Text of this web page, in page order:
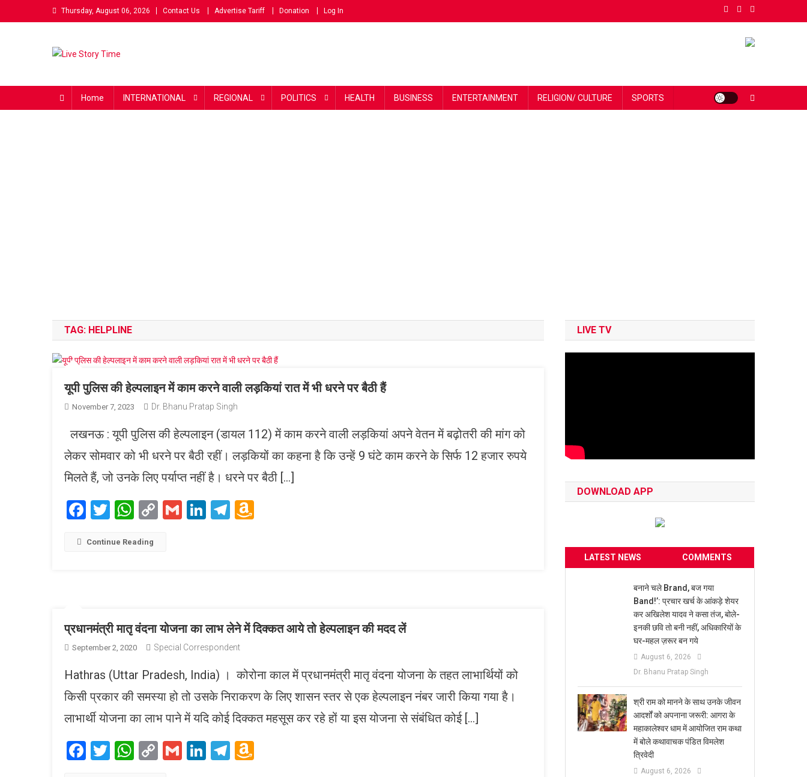
to
Thursday, August 06, 2026 Contact Us Advertise Tariff Donation Log In
Home INTERNATIONAL REGIONAL POLITICS HEALTH BUSINESS ENTERTAINMENT RELIGION/ CULTURE SPORTS
TAG: HELPLINE
यूपी पुलिस की हेल्पलाइन में काम करने वाली लड़कियां रात में भी धरने पर बैठी हैं
November 7, 2023 Dr. Bhanu Pratap Singh
लखनऊ : यूपी पुलिस की हेल्पलाइन (डायल 112) में काम करने वाली लड़कियां अपने वेतन में बढ़ोतरी की मांग को
लेकर सोमवार को भी धरने पर बैठी रहीं। लड़कियों का कहना है कि उन्हें 9 घंटे काम करने के सिर्फ 12 हजार रुपये
मिलते हैं, जो उनके लिए पर्याप्त नहीं है। धरने पर बैठी […]
Facebook
Twitter
WhatsApp
CopyGmailLinkedIn
Telegram
Continue Reading
प्रधानमंत्री मातृ वंदना योजना का लाभ लेने में दिक्कत आये तो हेल्पलाइन की मदद लें
September 2, 2020 Special Correspondent
Hathras (Uttar Pradesh, India) । कोरोना काल में प्रधानमंत्री मातृ वंदना योजना के तहत लाभार्थियों को
किसी प्रकार की समस्या हो तो उसके निराकरण के लिए शासन स्तर से एक हेल्पलाइन नंबर जारी किया गया है।
लाभार्थी योजना का लाभ पाने में यदि कोई दिक्कत महसूस कर रहे हों या इस योजना से संबंधित कोई […]
Facebook
Twitter
WhatsApp
CopyGmailLinkedIn
Telegram
LIVE TV
DOWNLOAD APP
LATEST NEWS COMMENTS
बनाने चले Brand, बज गया
Band!’: प्रचार खर्च के आंकड़े शेयर
कर अखिलेश यादव ने कसा तंज, बोले-
इनकी छवि तो बनी नहीं, अधिकारियों के
घर-महल ज़रूर बन गये
August 6, 2026
Dr. Bhanu Pratap Singh
​श्री राम को मानने के साथ उनके जीवन
आदर्शों को अपनाना जरूरी: आगरा के
महाकालेश्वर धाम में आयोजित राम कथा
में बोले कथावाचक पंडित विमलेश
त्रिवेदी
August 6, 2026